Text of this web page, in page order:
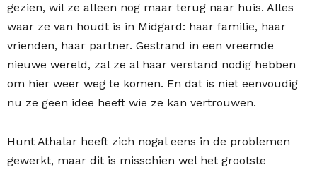
gezien, wil ze alleen nog maar terug naar huis. Alles
waar ze van houdt is in Midgard: haar familie, haar
vrienden, haar partner. Gestrand in een vreemde
nieuwe wereld, zal ze al haar verstand nodig hebben
om hier weer weg te komen. En dat is niet eenvoudig
nu ze geen idee heeft wie ze kan vertrouwen.
Hunt Athalar heeft zich nogal eens in de problemen
gewerkt, maar dit is misschien wel het grootste